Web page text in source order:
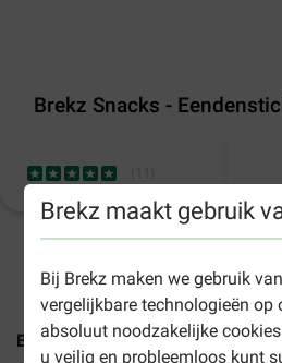
Brekz maakt gebruik
Bij Brekz maken we gebruik
vergelijkbare technologieën op
absoluut noodzakelijke
u veilig en probleemloos kunt
Brekz Snacks -
Brekz Snacks - Eendensticks